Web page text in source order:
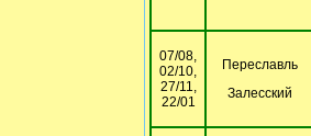
07/08,
02/10,
27/11,
22/01
Переславль
Залесский